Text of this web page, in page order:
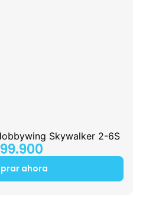
Skywalker 2-6S
ahora